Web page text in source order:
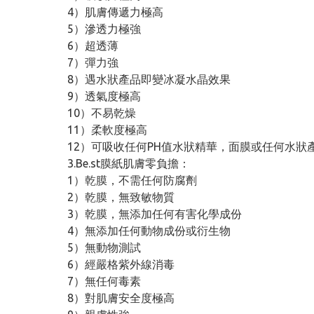
4）肌膚傳遞力極高
5）滲透力極強
6）超透薄
7）彈力強
8）遇水狀產品即變冰凝水晶效果
9）透氣度極高
10）不易乾燥
11）柔軟度極高
12）可吸收任何PH值水狀精華，面膜或任何水狀
3.Be.st膜紙肌膚零負擔：
1）乾膜，不需任何防腐劑
2）乾膜，無致敏物質
3）乾膜，無添加任何有害化學成份
4）無添加任何動物成份或衍生物
5）無動物測試
6）經嚴格紫外線消毒
7）無任何毒素
8）對肌膚安全度極高